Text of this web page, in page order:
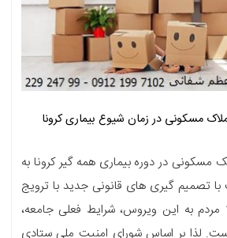
مسکونی در زمان شیوع بیماری کرونا
در دوره بیماری همه گیر کرونا به
تصمیم گیری های قانونی جدید با ترویج
مردم به این ویروس، شرایط فعلی جامعه،
لذا بر اساس شورای امنیت ملی ستادی